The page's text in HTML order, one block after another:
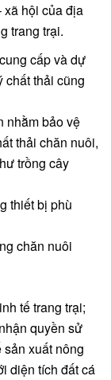
xã hội của địa
trang trại.
cấp và dự
chất thải cũng
nhằm bảo vệ
thải chăn nuôi,
trồng cây
thiết bị phù
chăn nuôi
tế trang trại;
quyền sử
xuất nông
diện tích đất cá